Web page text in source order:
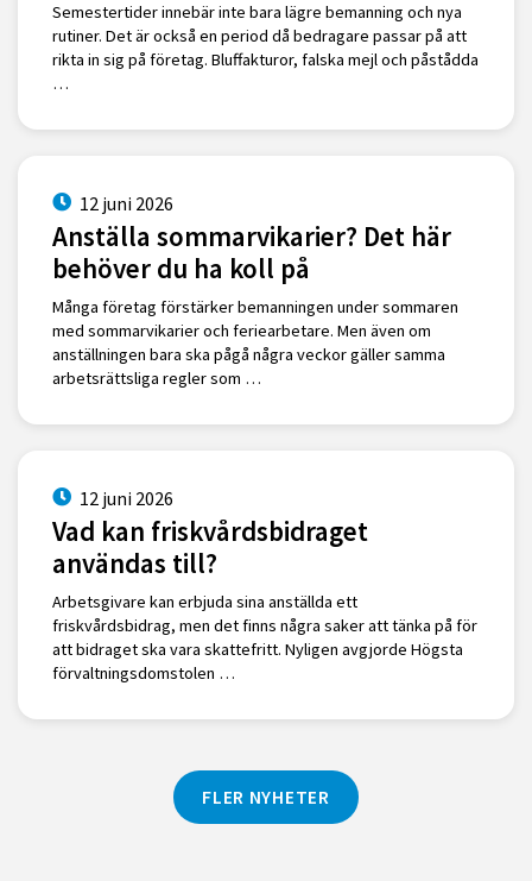
Semestertider innebär inte bara lägre bemanning och nya
rutiner. Det är också en period då bedragare passar på att
rikta in sig på företag. Bluffakturor, falska mejl och påstådda
…
12 juni 2026
Anställa sommarvikarier? Det här
behöver du ha koll på
Många företag förstärker bemanningen under sommaren
med sommarvikarier och feriearbetare. Men även om
anställningen bara ska pågå några veckor gäller samma
arbetsrättsliga regler som …
12 juni 2026
Vad kan friskvårdsbidraget
användas till?
Arbetsgivare kan erbjuda sina anställda ett
friskvårdsbidrag, men det finns några saker att tänka på för
att bidraget ska vara skattefritt. Nyligen avgjorde Högsta
förvaltningsdomstolen …
FLER NYHETER